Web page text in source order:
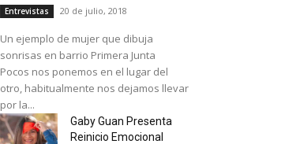
Entrevistas 20 de julio, 2018
Un ejemplo de mujer que dibuja
sonrisas en barrio Primera Junta
Pocos nos ponemos en el lugar del
otro, habitualmente nos dejamos llevar
por la...
Gaby Guan Presenta
Reinicio Emocional